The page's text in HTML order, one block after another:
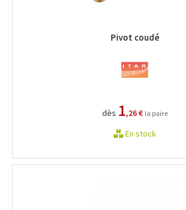
Pivot coudé
dès 1,26 € la paire
En stock